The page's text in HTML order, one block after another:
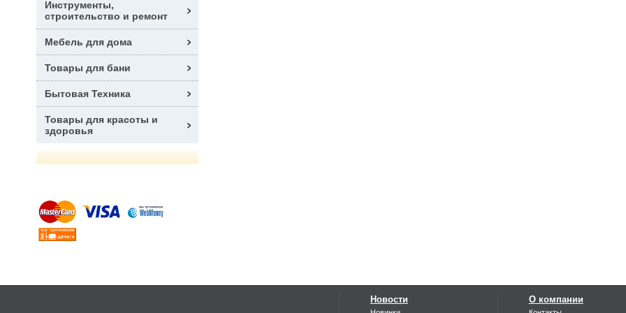
Инструменты,
строительство и ремонт
Мебель для дома
Товары для бани
Бытовая Техника
Товары для красоты и
здоровья
Новости О компании